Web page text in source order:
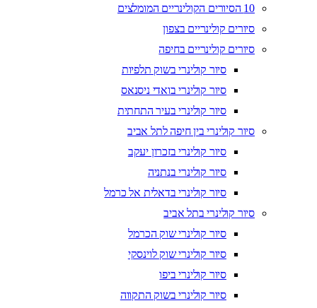
10 הסיורים הקולינריים המומלצים
סיורים קולינריים בצפון
סיורים קולינריים בחיפה
סיור קולינרי בשוק תלפיות
סיור קולינרי בואדי ניסנאס
סיור קולינרי בעיר התחתית
סיור קולינרי בין חיפה לתל אביב
סיור קולינרי בזכרון יעקב
סיור קולינרי בנתניה
סיור קולינרי בדאלית אל כרמל
סיור קולינרי בתל אביב
סיור קולינרי שוק הכרמל
סיור קולינרי שוק לוינסקי
סיור קולינרי ביפו
סיור קולינרי בשוק התקווה